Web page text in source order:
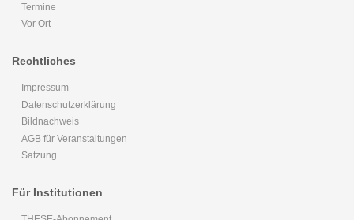
Termine
Vor Ort
Rechtliches
Impressum
Datenschutzerklärung
Bildnachweis
AGB für Veranstaltungen
Satzung
Für Institutionen